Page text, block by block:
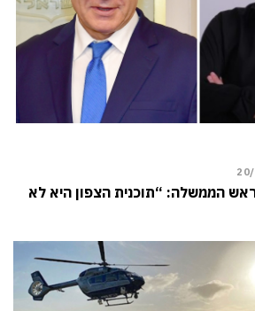
הממשלה: “תוכנית הצפון היא לא